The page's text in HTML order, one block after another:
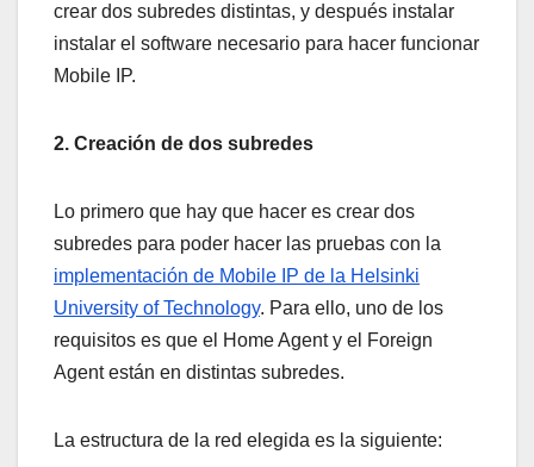
crear dos subredes distintas, y después instalar
instalar el software necesario para hacer funcionar
Mobile IP.
2. Creación de dos subredes
Lo primero que hay que hacer es crear dos
subredes para poder hacer las pruebas con la
implementación de Mobile IP de la Helsinki
University of Technology. Para ello, uno de los
requisitos es que el Home Agent y el Foreign
Agent están en distintas subredes.
La estructura de la red elegida es la siguiente: